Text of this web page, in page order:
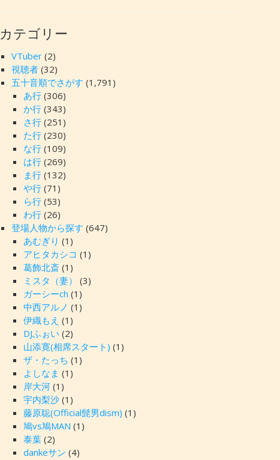
カテゴリー
VTuber (2)
視聴者 (32)
五十音順でさがす (1,791)
あ行 (306)
か行 (343)
さ行 (251)
た行 (230)
な行 (109)
は行 (269)
ま行 (132)
や行 (71)
ら行 (53)
わ行 (26)
登場人物から探す (647)
あむぎり (1)
アヒタカシコ (1)
葛飾北斎 (1)
ミスタ（妻）
(3)
ガーシーch (1)
中西アルノ (1)
伊織もえ (1)
DJふぉい (2)
山添寛(相席スタート) (1)
ザ・たっち (1)
よしなま (1)
岸大河 (1)
宇内梨沙 (1)
藤原聡(Official髭男dism) (1)
鳩vs鳩MAN (1)
泰葉 (2)
dankeサン (4)